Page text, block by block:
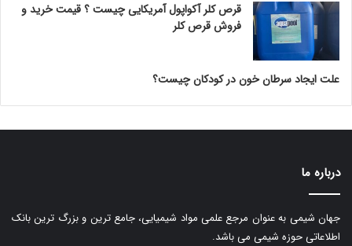
قرص کلر آکواپول آمریکایی چیست ؟ قیمت خرید و
فروش قرص کلر
علت ایجاد سرطان خون در کودکان چیست؟
درباره ما
جهان شیمی به عنوان مرجع علمی مواد شیمیایی، جامع ترین و بزرگ ترین بانک
اطلاعاتی حوزه شیمی می باشد.